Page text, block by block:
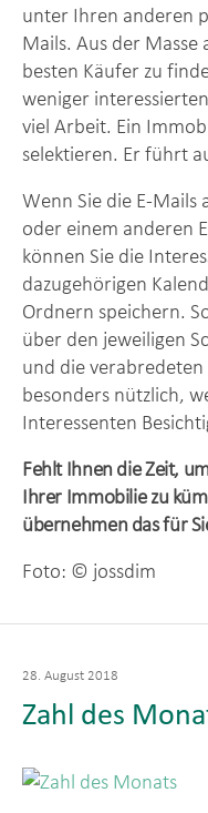
unter Ihren anderen
Mails. Aus der
besten Käufer zu
weniger
viel Arbeit. Ein
selektieren. Er führt
Wenn Sie die E-
oder einem anderen
können Sie die
dazugehörigen
Ordnern speichern.
über den jeweiligen
und die verabredeten
besonders nützlich,
Interessenten
Fehlt Ihnen die Zeit,
Ihrer Immobilie zu
übernehmen das für
Foto: © jossdim
Zahl des
Veröffentlicht
28. August 2018